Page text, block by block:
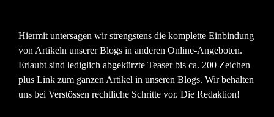
Hiermit untersagen wir strengstens die komplette Einbindung
von Artikeln unserer Blogs in anderen Online-Angeboten.
Erlaubt sind lediglich abgekürzte Teaser bis ca. 200 Zeichen
plus Link zum ganzen Artikel in unseren Blogs. Wir behalten
uns bei Verstössen rechtliche Schritte vor. Die Redaktion!